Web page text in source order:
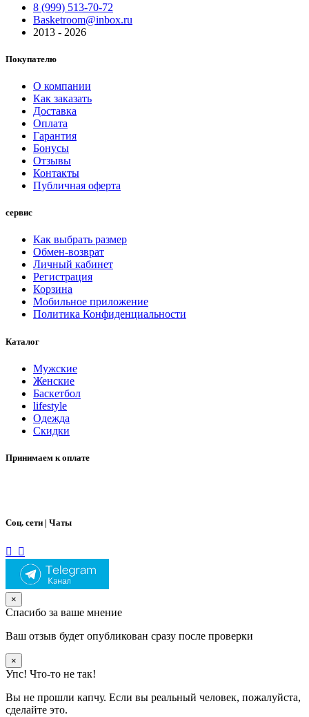
8 (999) 513-70-72
Basketroom@inbox.ru
2013 - 2026
Покупателю
О компании
Как заказать
Доставка
Оплата
Гарантия
Бонусы
Отзывы
Контакты
Публичная оферта
сервис
Как выбрать размер
Обмен-возврат
Личный кабинет
Регистрация
Корзина
Мобильное приложение
Политика Конфиденциальности
Каталог
Мужские
Женские
Баскетбол
lifestyle
Одежда
Скидки
Принимаем к оплате
Соц. сети | Чаты
×
Спасибо за ваше мнение
Ваш отзыв будет опубликован сразу после проверки
×
Упс! Что-то не так!
Вы не прошли капчу. Если вы реальный человек, пожалуйста,
сделайте это.